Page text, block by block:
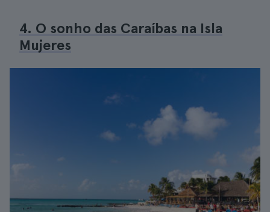
4. O sonho das Caraíbas na Isla
Mujeres